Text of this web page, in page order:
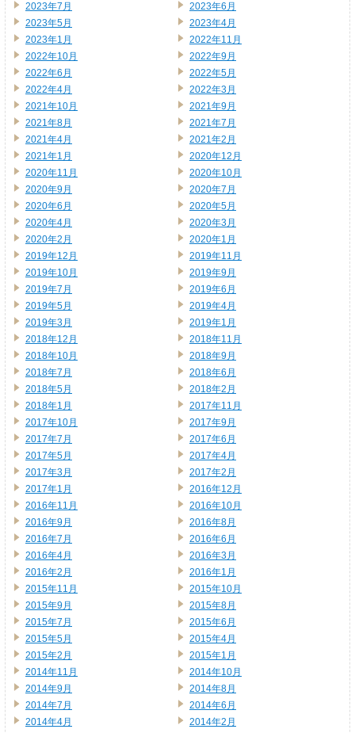
2023年7月
2023年6月
2023年5月
2023年4月
2023年1月
2022年11月
2022年10月
2022年9月
2022年6月
2022年5月
2022年4月
2022年3月
2021年10月
2021年9月
2021年8月
2021年7月
2021年4月
2021年2月
2021年1月
2020年12月
2020年11月
2020年10月
2020年9月
2020年7月
2020年6月
2020年5月
2020年4月
2020年3月
2020年2月
2020年1月
2019年12月
2019年11月
2019年10月
2019年9月
2019年7月
2019年6月
2019年5月
2019年4月
2019年3月
2019年1月
2018年12月
2018年11月
2018年10月
2018年9月
2018年7月
2018年6月
2018年5月
2018年2月
2018年1月
2017年11月
2017年10月
2017年9月
2017年7月
2017年6月
2017年5月
2017年4月
2017年3月
2017年2月
2017年1月
2016年12月
2016年11月
2016年10月
2016年9月
2016年8月
2016年7月
2016年6月
2016年4月
2016年3月
2016年2月
2016年1月
2015年11月
2015年10月
2015年9月
2015年8月
2015年7月
2015年6月
2015年5月
2015年4月
2015年2月
2015年1月
2014年11月
2014年10月
2014年9月
2014年8月
2014年7月
2014年6月
2014年4月
2014年2月